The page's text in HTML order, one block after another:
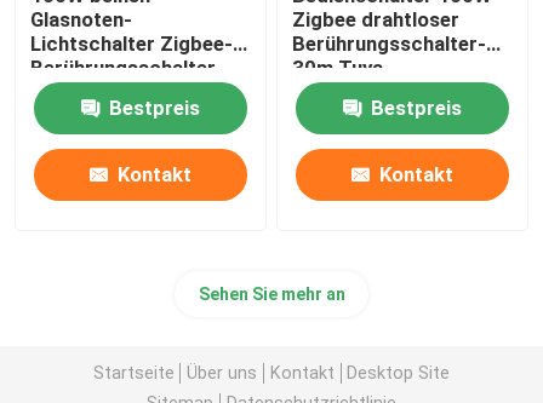
Glasnoten-
Lichtschalter Zigbee-
Berührungsschalter-
86*86*35mm aus
Bestpreis
Kontakt
Zigbee drahtloser
Berührungsschalter-
30m Tuya
Bestpreis
Kontakt
Sehen Sie mehr an
Startseite Über uns Kontakt
Desktop Site